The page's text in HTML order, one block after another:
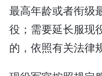
最高年龄或者衔级
役；需要延长服现
的，依照有关法律